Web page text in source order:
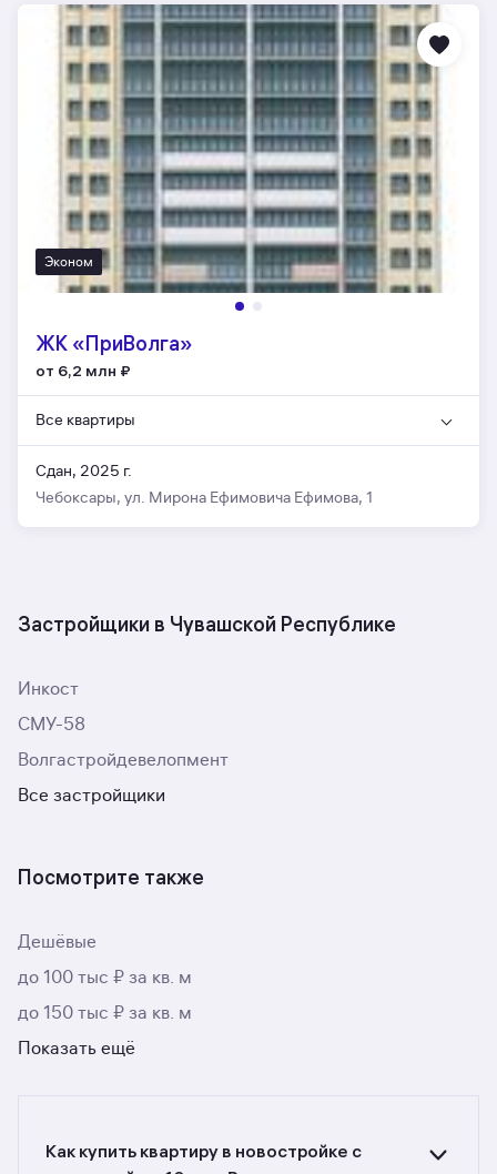
Эконом
ЖК «ПриВолга»
от 6,2 млн ₽
Все квартиры
Сдан, 2025 г.
Чебоксары, ул. Мирона Ефимовича Ефимова, 1
Застройщики в Чувашской Республике
Инкост
СМУ-58
Волгастройдевелопмент
Все застройщики
Посмотрите также
Дешёвые
до 100 тыс ₽ за кв. м
до 150 тыс ₽ за кв. м
Показать ещё
Как купить квартиру в новостройке с